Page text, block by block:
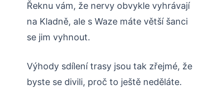
Řeknu vám, že nervy obvykle vyhrávají
na Kladně, ale s Waze máte větší šanci
se jim vyhnout.
Výhody sdílení trasy jsou tak zřejmé, že
byste se divili, proč to ještě neděláte.